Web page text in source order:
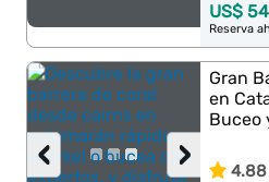
US$ 54
Reserva
›
‹
Gran
en
Buceo
4.88